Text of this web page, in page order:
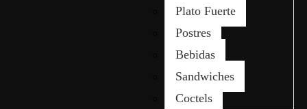
Plato Fuerte
Postres
Bebidas
Sandwiches
Coctels